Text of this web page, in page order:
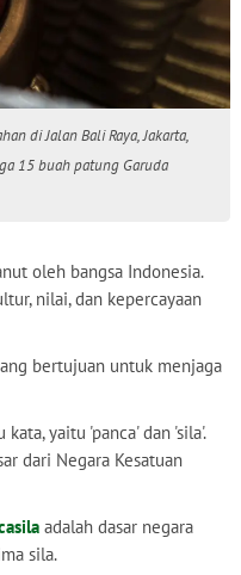
di Jalan Bali Raya, Jakarta,
15 buah patung Garuda
oleh bangsa Indonesia.
nilai, dan kepercayaan
bertujuan untuk menjaga
yaitu 'panca' dan 'sila'.
dari Negara Kesatuan
adalah dasar negara
sila.